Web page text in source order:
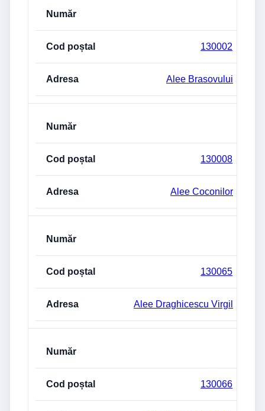
130002
Alee Brasovului
130008
Alee Coconilor
130065
Alee Draghicescu Virgil
130066